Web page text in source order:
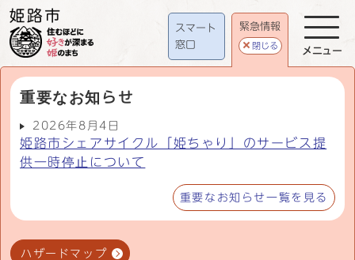
スマート
窓口
緊急情報
閉じる
重要なお知らせ
2026年8月4日
姫路市シェアサイクル「姫ちゃり」のサービス提
供一時停止について
重要なお知らせ一覧を見る
ハザードマップ
メニュー